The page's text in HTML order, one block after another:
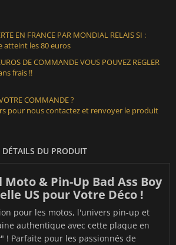
EN FRANCE PAR MONDIAL RELAIS SI :
atteint les 80 euros
DE COMMANDE VOUS POUVEZ REGLER
frais !!
COMMANDE ?
pour nous contactez et renvoyer le produit
DÉTAILS DU PRODUIT
& Pin-Up Bad Ass Boy
US pour Votre Déco !
pour les motos, l'univers pin-up et
authentique avec cette plaque en
! Parfaite pour les passionnés de